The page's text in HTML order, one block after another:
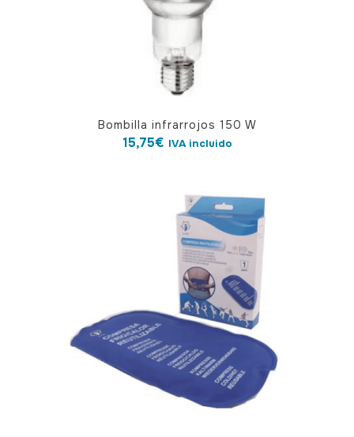
Bombilla infrarrojos 150 W
15,75€ IVA incluido